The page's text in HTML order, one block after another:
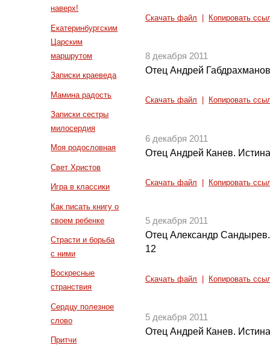
наверх!
Екатеринбургским
Царским
маршрутом
Записки краеведа
Мамина радость
Записки сестры
милосердия
Моя родословная
Свет Христов
Игра в классики
Как писать книгу о
своем ребенке
Страсти и борьба
с ними
Воскресные
странствия
Сердцу полезное
слово
Притчи
Скачать файл Копировать
8 декабря 2011
Отец Андрей
Скачать файл Копировать
6 декабря 2011
Отец Андрей Канев.
Скачать файл Копировать
5 декабря 2011
Отец Александр
12
Скачать файл Копировать
5 декабря 2011
Отец Андрей Канев.